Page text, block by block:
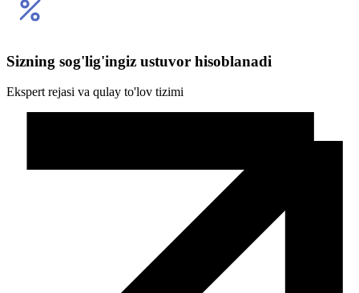
Sizning sog'lig'ingiz ustuvor hisoblanadi
Ekspert rejasi va qulay to'lov tizimi